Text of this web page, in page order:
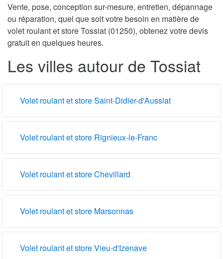
Vente, pose, conception sur-mesure, entretien, dépannage
ou réparation, quel que soit votre besoin en matière de
volet roulant et store Tossiat (01250), obtenez votre devis
gratuit en quelques heures.
Les villes autour de Tossiat
Volet roulant et store Saint-Didier-d'Aussiat
Volet roulant et store Rignieux-le-Franc
Volet roulant et store Chevillard
Volet roulant et store Marsonnas
Volet roulant et store Vieu-d'Izenave